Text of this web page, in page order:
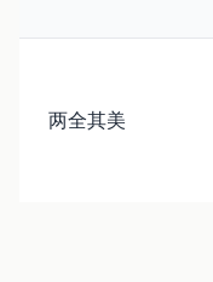
两全其美